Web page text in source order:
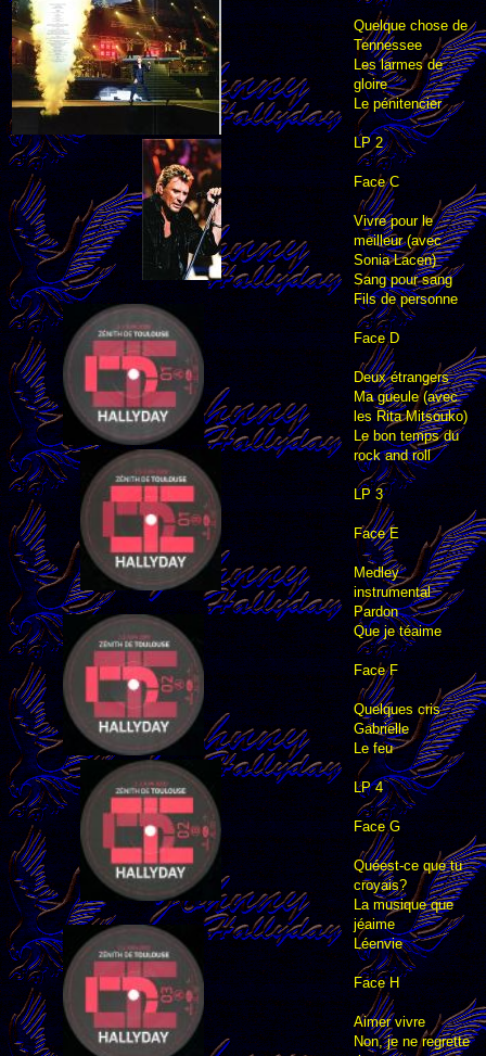
Quelque chose de
Tennessee
Les larmes de
gloire
Le pénitencier
LP 2
Face C
Vivre pour le
meilleur (avec
Sonia Lacen)
Sang pour sang
Fils de personne
Face D
Deux étrangers
Ma gueule (avec
les Rita Mitsouko)
Le bon temps du
rock and roll
LP 3
Face E
Medley
instrumental
Pardon
Que je téaime
Face F
Quelques cris
Gabrielle
Le feu
LP 4
Face G
Quéest-ce que tu
croyais?
La musique que
jéaime
Léenvie
Face H
Aimer vivre
Non, je ne regrette